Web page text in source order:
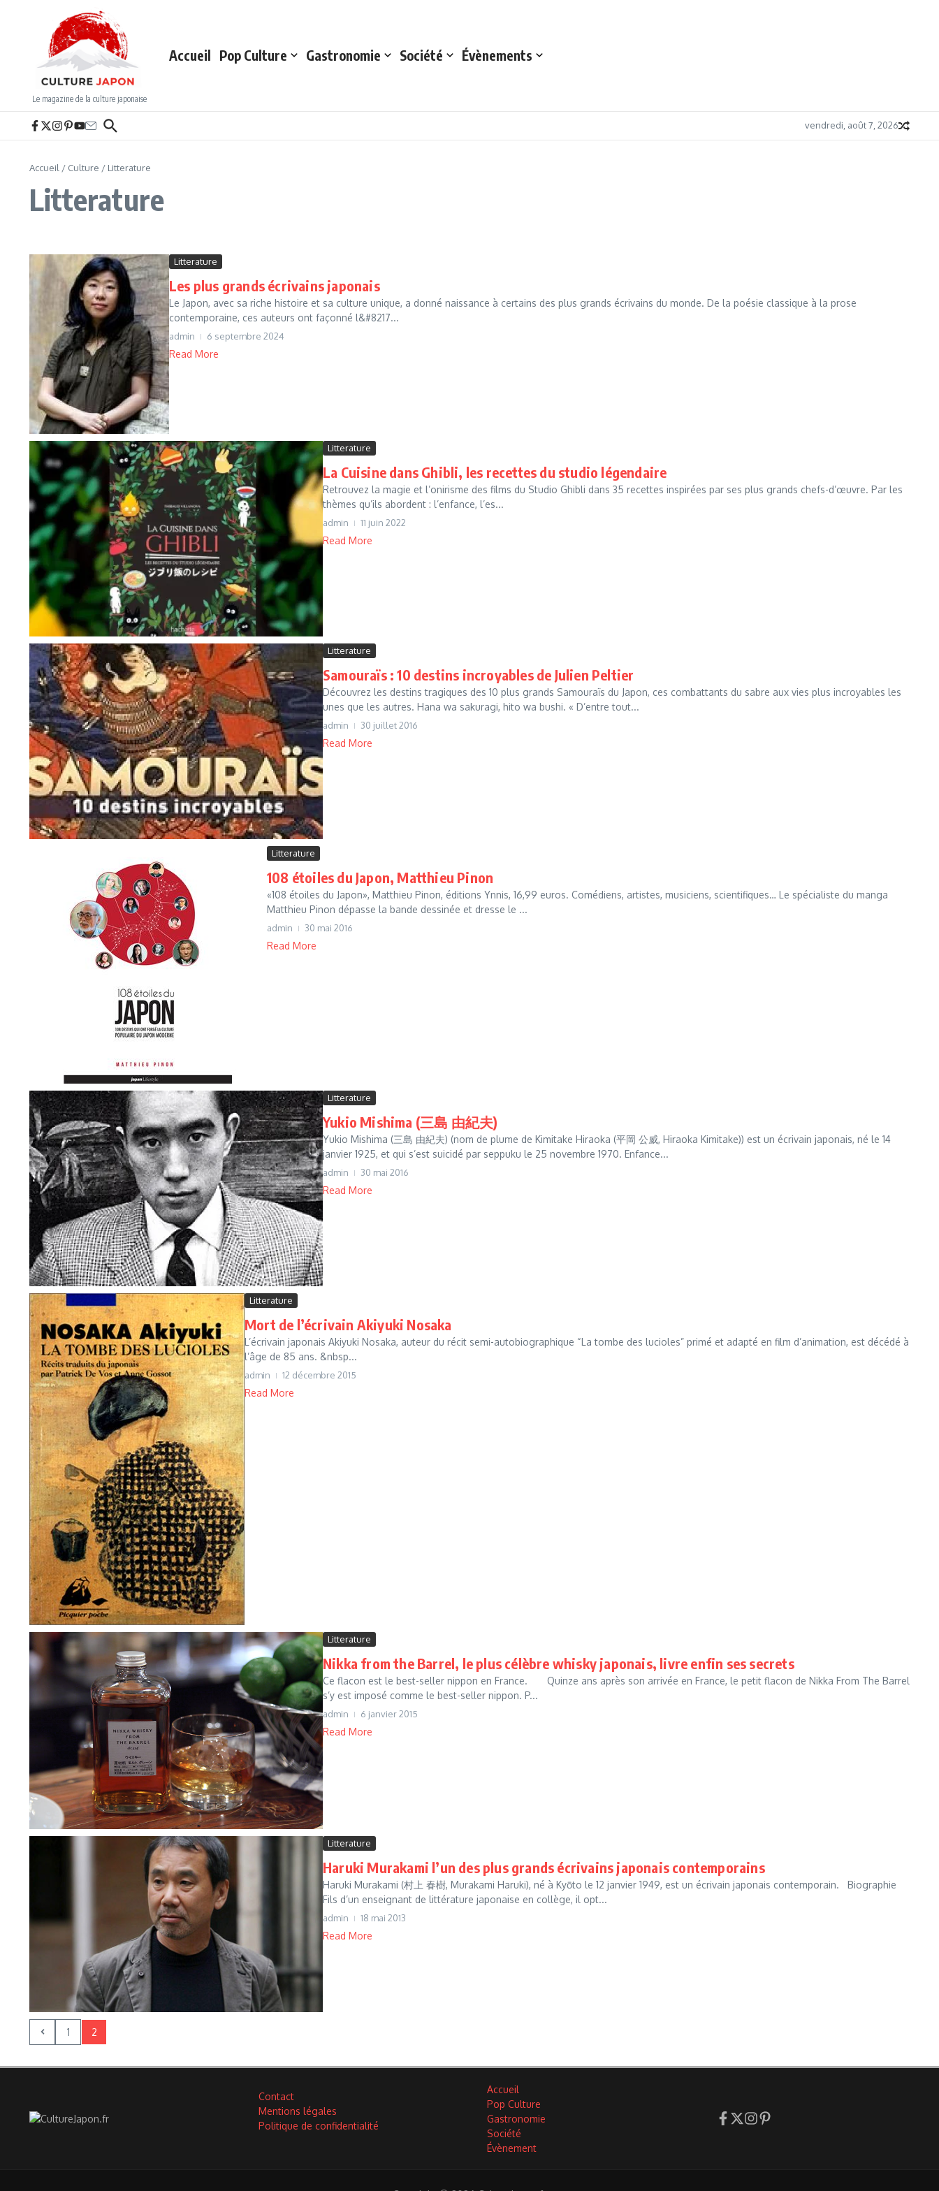
Le magazine de la culture japonaise
Accueil Pop Culture Gastronomie Société Évènements
vendredi, août 7, 2026
Accueil / Culture / Litterature
Litterature
Litterature
Les plus grands écrivains japonais
Le Japon, avec sa riche histoire et sa culture unique, a donné naissance à certains des plus grands écrivains du monde. De la poésie classique à la prose
contemporaine, ces auteurs ont façonné l&#8217...
admin 6 septembre 2024
Read More
Litterature
La Cuisine dans Ghibli, les recettes du studio légendaire
Retrouvez la magie et l’onirisme des films du Studio Ghibli dans 35 recettes inspirées par ses plus grands chefs-d’œuvre. Par les
thèmes qu’ils abordent : l’enfance, l’es...
admin 11 juin 2022
Read More
Litterature
Samouraïs : 10 destins incroyables de Julien Peltier
Découvrez les destins tragiques des 10 plus grands Samouraïs du Japon, ces combattants du sabre aux vies plus incroyables les
unes que les autres. Hana wa sakuragi, hito wa bushi. « D’entre tout...
admin 30 juillet 2016
Read More
Litterature
108 étoiles du Japon, Matthieu Pinon
«108 étoiles du Japon», Matthieu Pinon, éditions Ynnis, 16,99 euros. Comédiens, artistes, musiciens, scientifiques… Le spécialiste du manga
Matthieu Pinon dépasse la bande dessinée et dresse le ...
admin 30 mai 2016
Read More
Litterature
Yukio Mishima (三島 由紀夫)
Yukio Mishima (三島 由紀夫) (nom de plume de Kimitake Hiraoka (平岡 公威, Hiraoka Kimitake)) est un écrivain japonais, né le 14
janvier 1925, et qui s’est suicidé par seppuku le 25 novembre 1970. Enfance...
admin 30 mai 2016
Read More
Litterature
Mort de l’écrivain Akiyuki Nosaka
L’écrivain japonais Akiyuki Nosaka, auteur du récit semi-autobiographique “La tombe des lucioles” primé et adapté en film d’animation, est décédé à
l’âge de 85 ans. &nbsp...
admin 12 décembre 2015
Read More
Litterature
Nikka from the Barrel, le plus célèbre whisky japonais, livre enfin ses secrets
Ce flacon est le best-seller nippon en France. Quinze ans après son arrivée en France, le petit flacon de Nikka From The Barrel
s’y est imposé comme le best-seller nippon. P...
admin 6 janvier 2015
Read More
Litterature
Haruki Murakami l’un des plus grands écrivains japonais contemporains
Haruki Murakami (村上 春樹, Murakami Haruki), né à Kyōto le 12 janvier 1949, est un écrivain japonais contemporain. Biographie
Fils d’un enseignant de littérature japonaise en collège, il opt...
admin 18 mai 2013
Read More
1 2
Contact
Mentions légales
Politique de confidentialité
Accueil
Pop Culture
Gastronomie
Société
Évènement